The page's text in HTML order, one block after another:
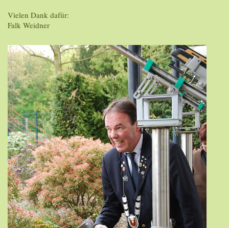
Vielen Dank dafür:
Falk Weidner